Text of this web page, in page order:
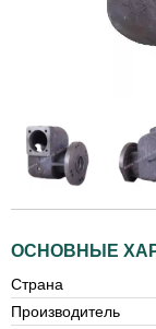
ОСНОВНЫЕ
Страна
Производитель